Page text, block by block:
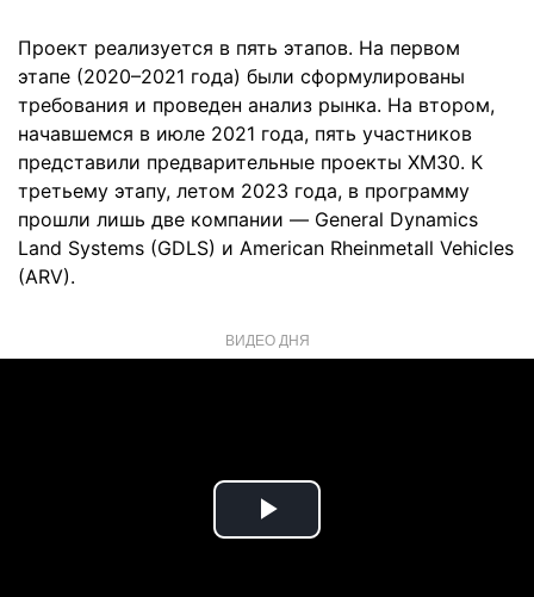
Проект реализуется в пять этапов. На первом
этапе (2020–2021 года) были сформулированы
требования и проведен анализ рынка. На втором,
начавшемся в июле 2021 года, пять участников
представили предварительные проекты XM30. К
третьему этапу, летом 2023 года, в программу
прошли лишь две компании — General Dynamics
Land Systems (GDLS) и American Rheinmetall Vehicles
(ARV).
ВИДЕО ДНЯ
Play